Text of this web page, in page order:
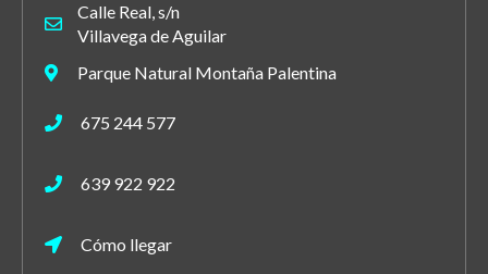
Calle Real, s/n
Villavega de Aguilar
Parque Natural Montaña Palentina
675 244 577
639 922 922
Cómo llegar